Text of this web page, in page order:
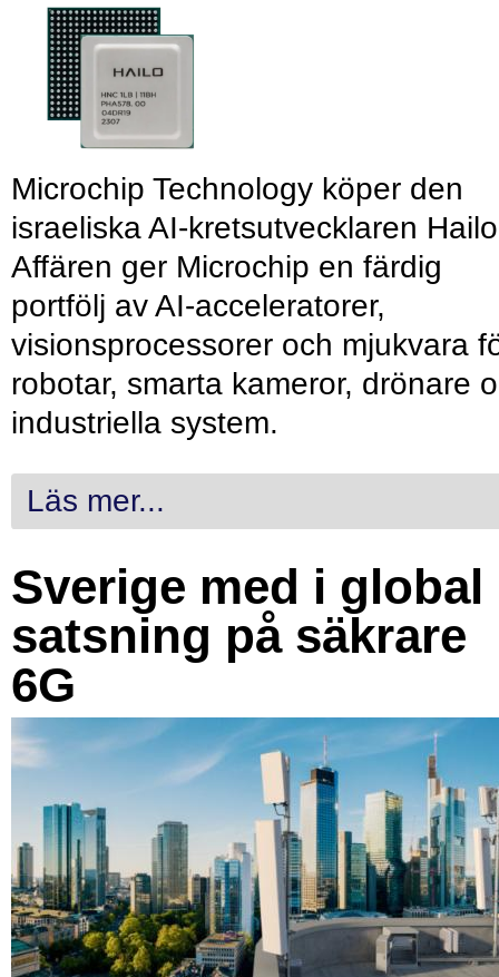
Microchip Technology köper den
israeliska AI-kretsutvecklaren
Affären ger Microchip en färdig
portfölj av AI-acceleratorer,
visionsprocessorer och mjukvara
robotar, smarta kameror, drönare
industriella system.
Läs mer...
Sverige med i global
satsning på säkrare
6G